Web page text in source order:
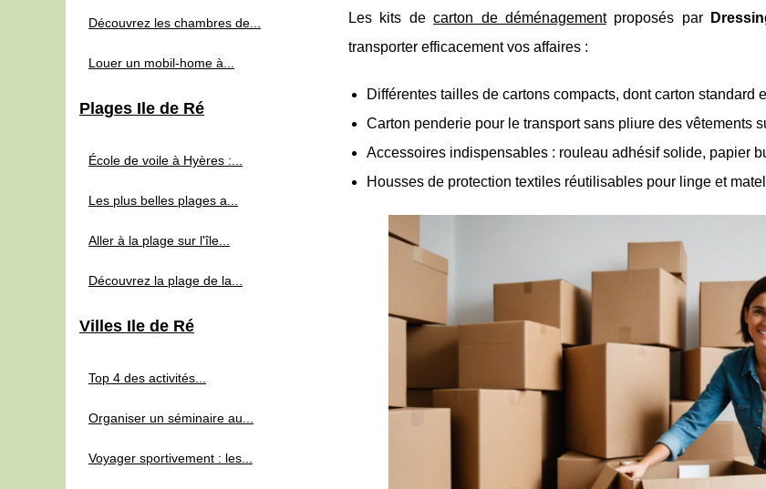
Les kits decarton de déménagementproposés par
transporter efficacement vos affaires :
Différentes tailles de cartons compacts, dont carton standard
Carton penderie pour le transport sans pliure des vêtements
Accessoires indispensables : rouleau adhésif solide, papier
Housses de protection textiles réutilisables pour linge et
Découvrez les chambres de...
Louer un mobil-home à...
Plages Ile de Ré
École de voile à Hyères :...
Les plus belles plages a...
Aller à la plage sur l'île...
Découvrez la plage de la...
Villes Ile de Ré
Top 4 des activités...
Organiser un séminaire au...
Voyager sportivement : les...